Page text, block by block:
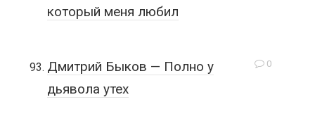
который меня любил
0
Дмитрий Быков — Полно у
дьявола утех